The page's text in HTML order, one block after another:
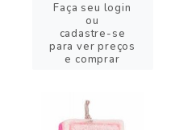
Faça seu login
ou
cadastre-se
para ver preços
e comprar